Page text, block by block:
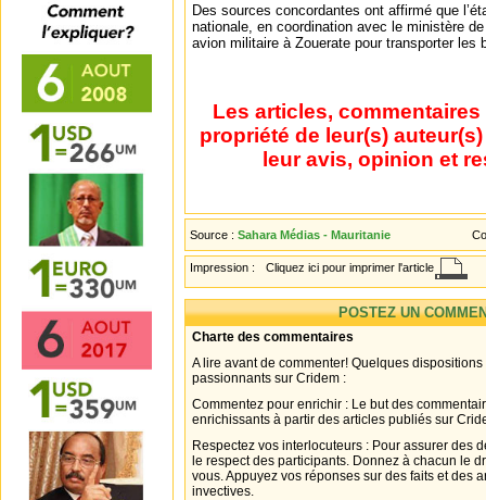
Des sources concordantes ont affirmé que
nationale, en coordination avec le ministère
avion militaire à Zouerate pour transporter les
Les articles,
propriété de leur(s)
leur avis, opinion et
Source : Sahara Médias - Mauritanie
Impression : Cliquez ici pour imprimer l'article
POSTEZ UN
Charte des commentaires
A lire avant de commenter! Quelques
passionnants sur Cridem :
Commentez pour enrichir : Le but des
enrichissants à partir des articles publiés sur
Respectez vos interlocuteurs : Pour assurer des
le respect des participants. Donnez à chacun le
vous. Appuyez vos réponses sur des faits et des
invectives.